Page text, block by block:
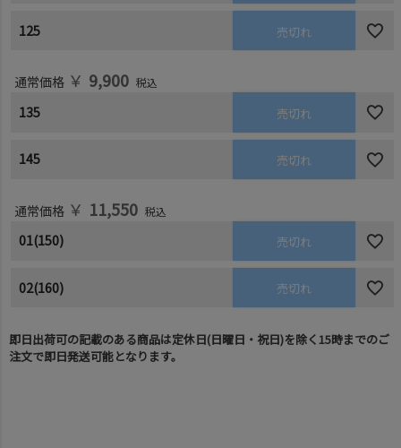
125 売切れ
通常価格 ￥ 9,900 税込
135 売切れ
145 売切れ
通常価格 ￥ 11,550 税込
01(150) 売切れ
02(160) 売切れ
即日出荷可の記載のある商品は定休日(日曜日・祝日)を除く15時までのご
注文で即日発送可能となります。